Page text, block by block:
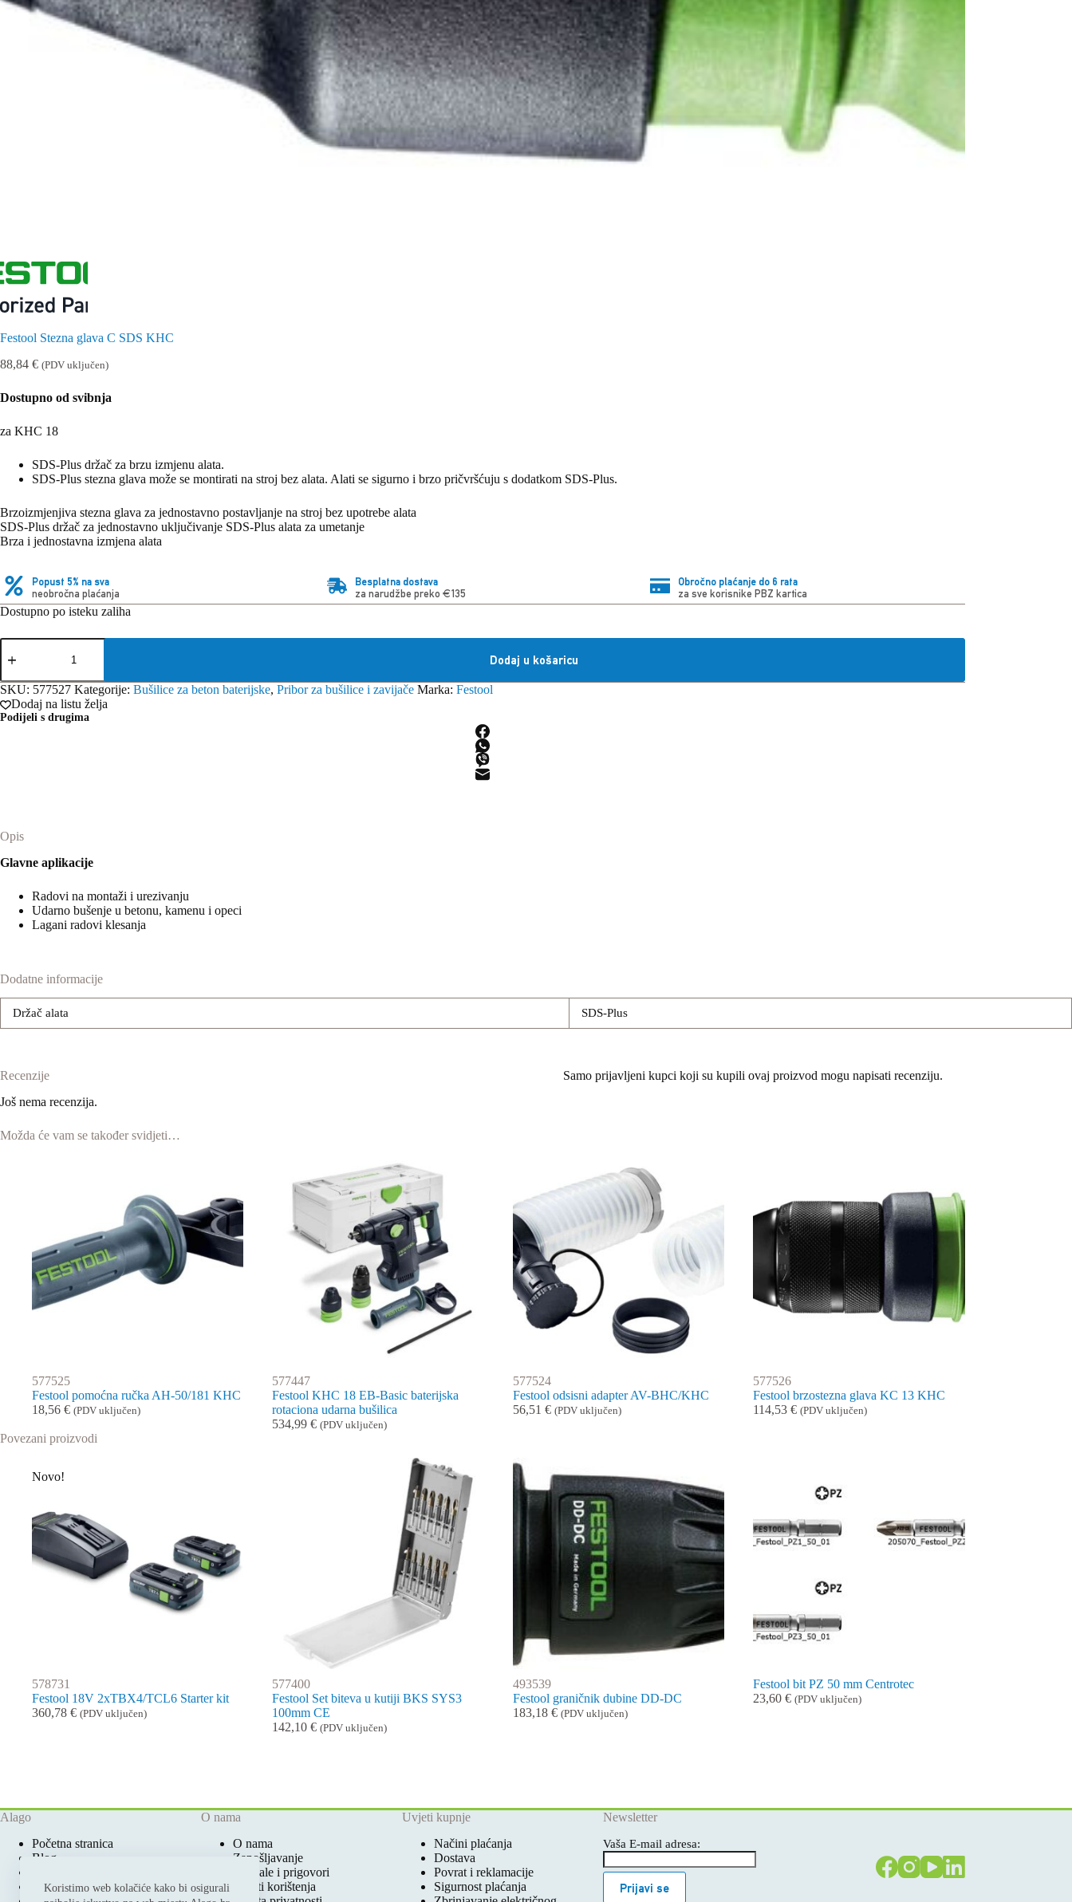
Koristimo web kolačiće kako bi osigurali
Festool Stezna glava C SDS KHC
88,84 € (PDV uključen)
Dostupno od svibnja
za KHC 18
SDS-Plus držač za brzu izmjenu alata.
SDS-Plus stezna glava može se montirati na stroj bez alata. Alati se sigurno i brzo pričvršćuju s dodatkom SDS-Plus.
Brzoizmjenjiva stezna glava za jednostavno postavljanje na stroj bez upotrebe alata
SDS-Plus držač za jednostavno uključivanje SDS-Plus alata za umetanje
Brza i jednostavna izmjena alata
Popust 5% na sva
neobročna plaćanja
Besplatna dostava
za narudžbe preko €135
Obročno plaćanje do 6 rata
za sve korisnike PBZ kartica
Dostupno po isteku zaliha
Festool
Stezna
C
SDS
KHC
količina
Dodaj u košaricu
SKU: 577527 Kategorije: Bušilice za beton baterijske, Pribor za bušilice i zavijače Marka: Festool
Dodaj na listu želja
Podijeli s drugima
Opis
Glavne aplikacije
Radovi na montaži i urezivanju
Udarno bušenje u betonu, kamenu i opeci
Lagani radovi klesanja
Dodatne informacije
Držač alata SDS-Plus
Recenzije
Još nema recenzija.
Samo prijavljeni kupci koji su kupili ovaj proizvod mogu napisati recenziju.
Možda će vam se također svidjeti…
577525
Festool pomoćna ručka AH-50/181 KHC
18,56 € (PDV uključen)
577447
Festool KHC 18 EB-Basic baterijska
rotaciona udarna bušilica
534,99€ (PDV uključen)
577524
Festool odsisni adapter AV-BHC/KHC
56,51 € (PDV uključen)
577526
Festool brzostezna glava KC 13 KHC
114,53€ (PDV uključen)
Povezani proizvodi
Novo!
578731
Festool 18V 2xTBX4/TCL6 Starter kit
360,78 € (PDV uključen)
577400
Festool Set biteva u kutiji BKS SYS3
100mm CE
142,10€ (PDV uključen)
493539
Festool graničnik dubine DD-DC
183,18 € (PDV uključen)
Festool bit PZ 50 mm Centrotec
23,60€ (PDV uključen)
Alago
Početna stranica
Blog
Prodajna mjesta
O nama
O nama
Zapošljavanje
Pohvale i prigovori
Uvjeti korištenja
Uvjeti kupnje
Načini plaćanja
Dostava
Povrat i reklamacije
Sigurnost plaćanja
Newsletter
Vaša E-mail adresa:
Prijavi se